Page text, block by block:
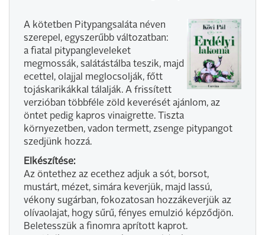
A kötetben Pitypangsaláta néven
szerepel, egyszerűbb változatban:
a fiatal pitypangleveleket
megmossák, salátástálba teszik, majd
ecettel, olajjal meglocsolják, főtt
tojáskarikákkal tálalják. A frissített
verzióban többféle zöld keverését ajánlom, az
öntet pedig kapros vinaigrette. Tiszta
környezetben, vadon termett, zsenge pitypangot
szedjünk hozzá.
Elkészítése:
Az öntethez az ecethez adjuk a sót, borsot,
mustárt, mézet, simára keverjük, majd lassú,
vékony sugárban, fokozatosan hozzákeverjük az
olívaolajat, hogy sűrű, fényes emulzió képződjön.
Beletesszük a finomra aprított kaprot.